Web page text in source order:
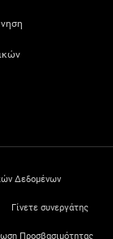
Δεδομένων
Γίνετε συνεργάτης
Προσβασιμότητας